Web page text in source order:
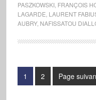
PASZKOWSKI, FRANÇOIS
LAGARDE LAURENT
AUBRY, NAFISSATOU
1 2 Page